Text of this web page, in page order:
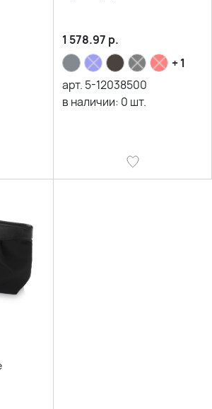
1 578.97 р.
+ 1
арт. 5-12038500
в наличии: 0 шт.